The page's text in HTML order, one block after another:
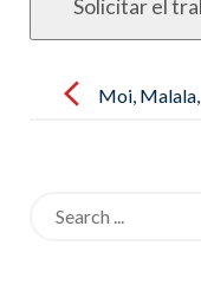
navigationMoi, Malala,